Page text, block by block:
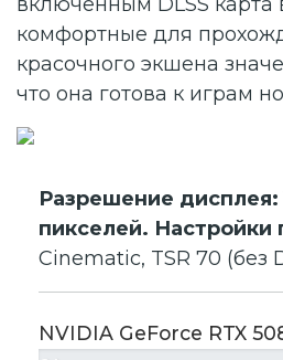
комфортные для
красочного экшена
что она готова к играм
Разрешение дисплея:
пикселей. Настройки
Cinematic, TSR 70 (без
NVIDIA GeForce RTX